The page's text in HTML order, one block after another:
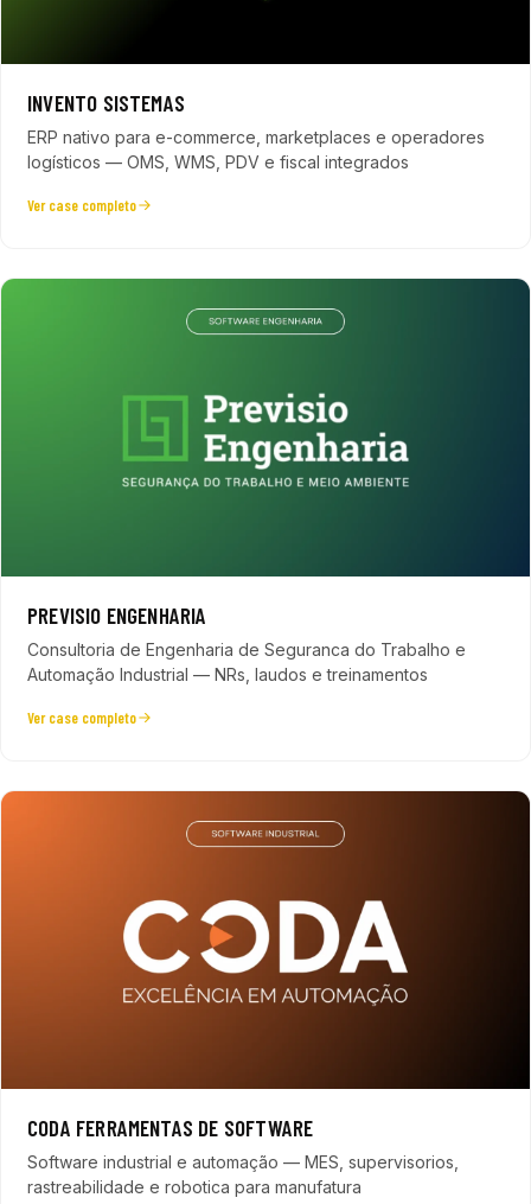
INVENTO SISTEMAS
ERP nativo para e-commerce, marketplaces e operadores
logísticos — OMS, WMS, PDV e fiscal integrados
Ver case completo
PREVISIO ENGENHARIA
Consultoria de Engenharia de Seguranca do Trabalho e
Automação Industrial — NRs, laudos e treinamentos
Ver case completo
CODA FERRAMENTAS DE SOFTWARE
Software industrial e automação — MES, supervisorios,
rastreabilidade e robotica para manufatura